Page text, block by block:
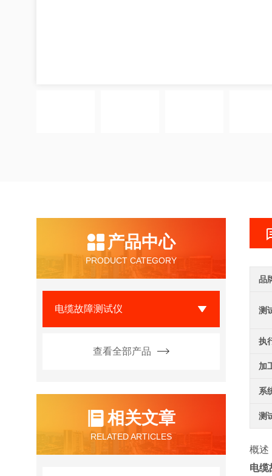
产品中心
PRODUCT CATEGORY
电缆故障测试仪
查看全部产品
相关文章
RELATED ARTICLES
品
测
执
加
系
测
概述
电缆